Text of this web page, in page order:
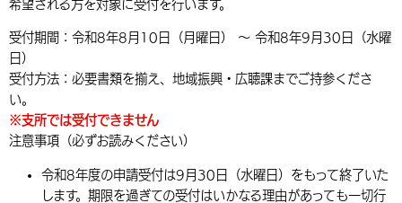
希望される方を対象に受付を行います。
受付期間：令和8年8月10日（月曜日） 〜 令和8年9月30日（水曜
日）
受付方法：必要書類を揃え、地域振興・広聴課までご持参くださ
い。
※支所では受付できません
注意事項（必ずお読みください）
令和8年度の申請受付は9月30日（水曜日）をもって終了いた
します。期限を過ぎての受付はいかなる理由があっても一切行